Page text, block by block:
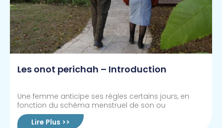
Les onot perichah – Introduction
Une femme anticipe ses règles certains jours, en
fonction du schéma menstruel de son ou
Lire Plus >>